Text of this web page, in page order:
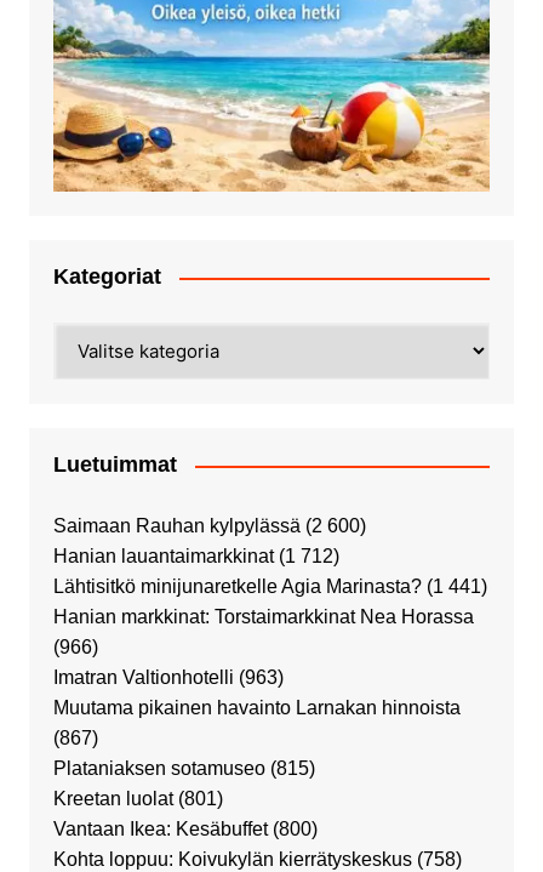
Kategoriat
Luetuimmat
Saimaan Rauhan kylpylässä (2 600)
Hanian lauantaimarkkinat (1 712)
Lähtisitkö minijunaretkelle Agia Marinasta? (1 441)
Hanian markkinat: Torstaimarkkinat Nea Horassa
(966)
Imatran Valtionhotelli (963)
Muutama pikainen havainto Larnakan hinnoista
(867)
Plataniaksen sotamuseo (815)
Kreetan luolat (801)
Vantaan Ikea: Kesäbuffet (800)
Kohta loppuu: Koivukylän kierrätyskeskus (758)